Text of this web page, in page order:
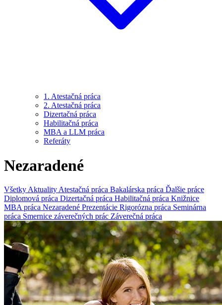
1. Atestačná práca
2. Atestačná práca
Dizertačná práca
Habilitačná práca
MBA a LLM práca
Referáty
Nezaradené
Všetky Aktuality Atestačná práca Bakalárska práca Ďalšie práce
Diplomová práca Dizertačná práca Habilitačná práca Knižnice
MBA práca Nezaradené Prezentácie Rigorózna práca Seminárna
práca Smernice záverečných prác Záverečná práca